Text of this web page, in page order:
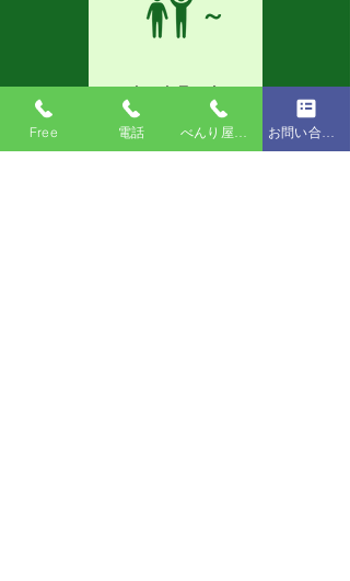
～
2トントラック
（作業員2名から）
66,000円(税込)～
Free 電話